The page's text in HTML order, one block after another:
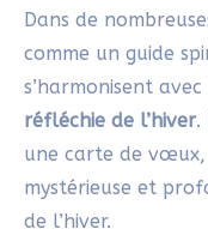
Dans de
comme un guide
s’harmonisent avec
réfléchie de l’hiver.
une carte de
mystérieuse et
de l’hiver.